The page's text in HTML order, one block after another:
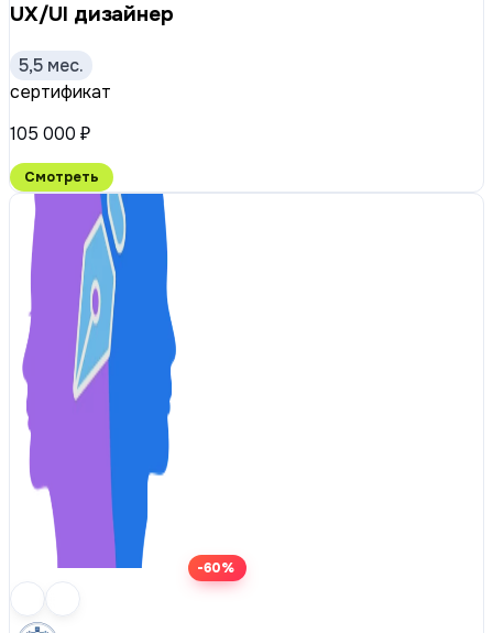
UX/UI дизайнер
5,5 мес.
сертификат
105 000 ₽
Смотреть
-60%